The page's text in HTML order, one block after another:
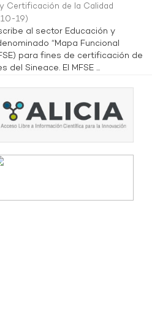
Certificación de la Calidad
19)
al sector Educación y
“Mapa Funcional
para fines de certificación de
Sineace. El MFSE ...
de la